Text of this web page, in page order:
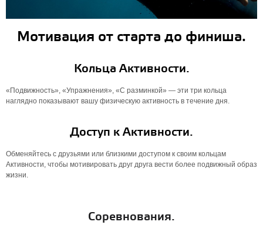
Мотивация от старта до финиша.
Кольца Активности.
«Подвижность», «Упражнения», «С разминкой» — эти три кольца
наглядно показывают вашу физическую активность в течение дня.
Доступ к Активности.
Обменяйтесь с друзьями или близкими доступом к своим кольцам
Активности, чтобы мотивировать друг друга вести более подвижный образ
жизни.
Соревнования.